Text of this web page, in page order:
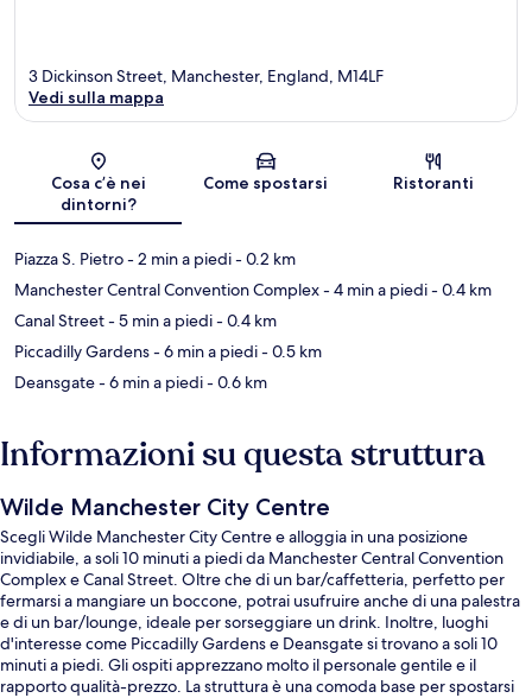
Mappa
3 Dickinson Street, Manchester, England, M14LF
Vedi sulla mappa
Cosa c’è nei
dintorni?
Come spostarsi Ristoranti
Piazza S. Pietro- 2 min a piedi- 0.2 km
Manchester Central Convention Complex- 4 min a piedi- 0.4 km
Canal Street- 5 min a piedi- 0.4 km
Piccadilly Gardens- 6 min a piedi- 0.5 km
Deansgate- 6 min a piedi- 0.6 km
Informazioni su questa struttura
Wilde Manchester City Centre
Scegli Wilde Manchester City Centre e alloggia in una posizione
invidiabile, a soli 10 minuti a piedi da Manchester Central Convention
Complex e Canal Street. Oltre che di un bar/caffetteria, perfetto per
fermarsi a mangiare un boccone, potrai usufruire anche di una palestra
e di un bar/lounge, ideale per sorseggiare un drink. Inoltre, luoghi
d'interesse come Piccadilly Gardens e Deansgate si trovano a soli 10
minuti a piedi. Gli ospiti apprezzano molto il personale gentile e il
rapporto qualità-prezzo. La struttura è una comoda base per spostarsi